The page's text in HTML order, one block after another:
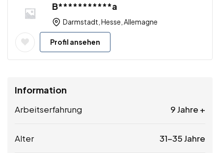
B***********a
Darmstadt, Hesse, Allemagne
Profil ansehen
Information
Arbeitserfahrung 9 Jahre +
Alter 31-35 Jahre